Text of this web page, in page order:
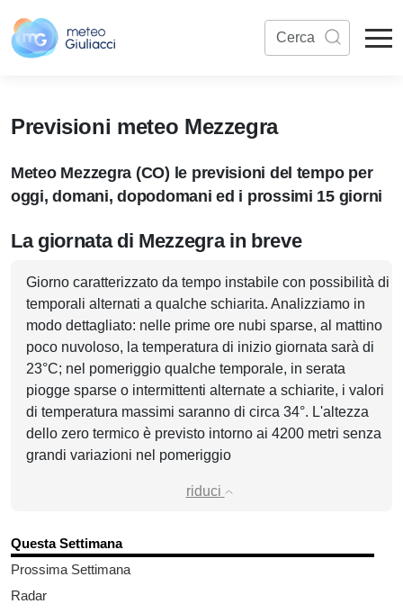
Previsioni meteo Mezzegra
Meteo Mezzegra (CO) le previsioni del tempo per
oggi, domani, dopodomani ed i prossimi 15 giorni
La giornata di Mezzegra in breve
Giorno caratterizzato da tempo instabile con possibilità di
temporali alternati a qualche schiarita. Analizziamo in
modo dettagliato: nelle prime ore nubi sparse, al mattino
poco nuvoloso, la temperatura di inizio giornata sarà di
23°C; nel pomeriggio qualche temporale, in serata
piogge sparse o intermittenti alternate a schiarite, i valori
di temperatura massimi saranno di circa 34°. L'altezza
dello zero termico è previsto intorno ai 4200 metri senza
grandi variazioni nel pomeriggio
riduci
Questa Settimana
Prossima Settimana
Radar